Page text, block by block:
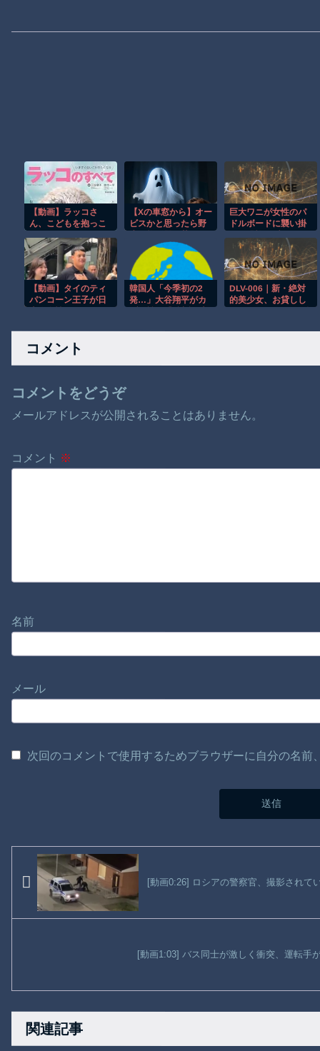
【動画】ラッコさ
ん、こどもを抱っこ
【Xの車窓から】オー
ビスかと思ったら野
巨大ワニが女性のパ
ドルボードに襲い掛
【動画】タイのティ
パンコーン王子が日
韓国人「今季初の2
発…」大谷翔平がカ
ャースは6連敗で悔し
DLV-006｜新・絶対
的美少女、お貸しし
コメント
コメントをどうぞ
メールアドレスが公開されることはありません。
コメント ※
名前
メール
次回のコメントで使用するためブラウザーに自分の名
[動画0:26] ロシアの警察官、撮影されて
[動画1:03] バス同士が激しく衝突、運転手
関連記事